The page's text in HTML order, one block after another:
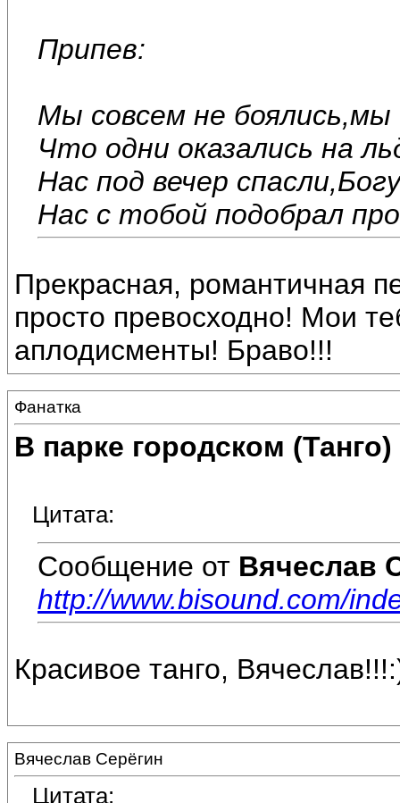
Припев:
Мы совсем не
Что одни оказались на
Нас под вечер
Нас с тобой подобрал
Прекрасная, романтичная
просто превосходно! Мои
аплодисменты! Браво!!!
Фанатка
В парке городском (Танго)
Цитата:
Сообщение от Вячеслав
http://www.bisound.com/
Красивое танго,
Вячеслав Серёгин
Цитата: